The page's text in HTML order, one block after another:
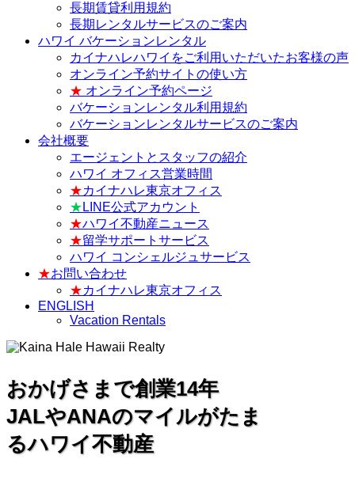
長期賃貸利用規約
長期レンタルサービスのご案内
ハワイ バケーションレンタル
カイナハレハワイをご利用いただいたお客様の声
オンライン予約サイトの使い方
★ オンライン予約ページ
バケーションレンタル利用規約
バケーションレンタルサービスのご案内
会社概要
エージェントとスタッフの紹介
ハワイ オフィス営業時間
★カイナハレ東京オフィス
★ LINE公式アカウント
★ハワイ不動産ニュース
★留学サポートサービス
ハワイ コンシェルジュサービス
★お問い合わせ
★カイナハレ東京オフィス
ENGLISH
Vacation Rentals
おかげさまで創業14年
JALやANAのマイルがたま
るハワイ不動産